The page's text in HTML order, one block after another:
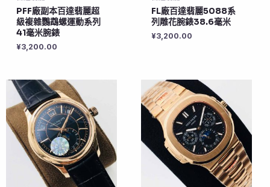
PFF廠副本百達翡麗超
級複雜鸚鵡螺運動系列
41毫米腕錶
¥3,200.00
FL廠百達翡麗5088系
列雕花腕錶38.6毫米
¥3,200.00